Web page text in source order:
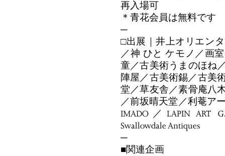
再入場可
＊青花会員は無料です
─
□出展｜井上オリエン
／神 ひと ケモノ／画
童／古美術うまのほね
陣屋／古美術錫／古美
堂／草友舎／素骨庵八
／前坂晴天堂／利菴ア
IMADO／LAPIN ART
Swallowdale Antiques
─
■関連企画